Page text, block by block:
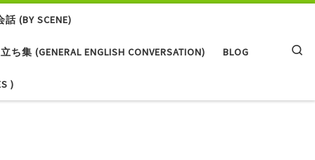
(BY SCENE)
集 (GENERAL ENGLISH CONVERSATION) BLOG
)